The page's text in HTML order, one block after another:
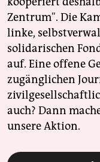
Zentrum". Die
linke,
solidarischen
auf. Eine offene
zugänglichen
auch? Dann
unsere Aktion.